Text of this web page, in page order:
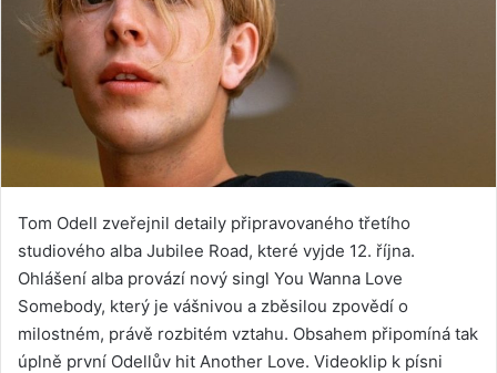
Tom Odell zveřejnil detaily připravovaného třetího
studiového alba Jubilee Road, které vyjde 12. října.
Ohlášení alba provází nový singl You Wanna Love
Somebody, který je vášnivou a zběsilou zpovědí o
milostném, právě rozbitém vztahu. Obsahem připomíná tak
úplně první Odellův hit Another Love. Videoklip k písni